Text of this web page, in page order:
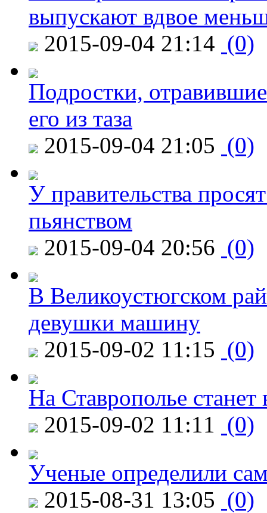
выпускают вдвое
2015-09-04 21:14 (0)
Подростки,
его из таза
2015-09-04 21:05 (0)
У правительства
пьянством
2015-09-04 20:56 (0)
В Великоустюгском
девушки машину
2015-09-02 11:15 (0)
На Ставрополье
2015-09-02 11:11 (0)
Ученые определили
2015-08-31 13:05 (0)